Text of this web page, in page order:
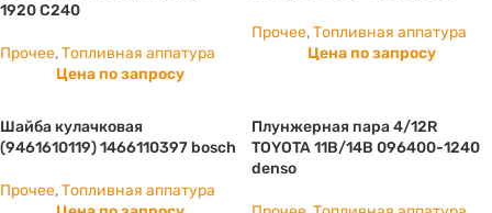
1920 С240
Прочее,Топливная аппатура
Цена по запросу
Прочее,Топливная аппатура
Цена по запросу
Шайба кулачковая
(9461610119) 1466110397 bosch
Прочее,Топливная аппатура
Плунжерная пара 4/12R
TOYOTA 11B/14B 096400-1240
denso